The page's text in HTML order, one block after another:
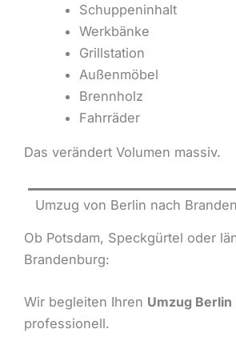
Schuppeninhalt
Werkbänke
Grillstation
Außenmöbel
Brennholz
Fahrräder
Das verändert Volumen massiv.
Umzug von Berlin nach
Ob Potsdam, Speckgürtel oder
Brandenburg:
Wir begleiten Ihren Umzug
professionell.